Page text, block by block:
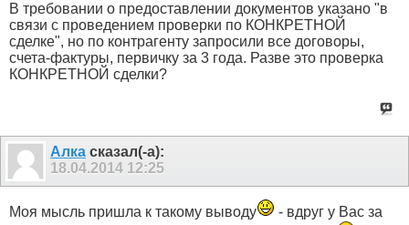
В требовании о предоставлении документов указано "в
связи с проведением проверки по КОНКРЕТНОЙ
сделке", но по контрагенту запросили все договоры,
счета-фактуры, первичку за 3 года. Разве это проверка
КОНКРЕТНОЙ сделки?
Алка сказал(-а):
18.04.2014 12:25
Моя мысль пришла к такому выводу
- вдруг у Вас за